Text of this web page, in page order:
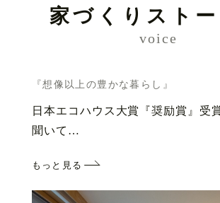
家づくりスト
voice
『想像以上の豊かな暮らし』
日本エコハウス大賞『奨励賞』受
聞いて…
もっと見る